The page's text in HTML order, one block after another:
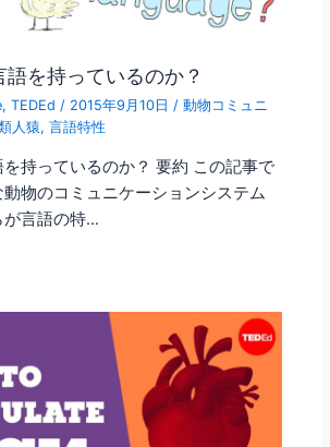
を持っているのか？
,TEDEd / 2015年9月10日 /動物コミュニ
人猿,言語特性
持っているのか？ 要約 この記事で
物のコミュニケーションシステム
が言語の特…